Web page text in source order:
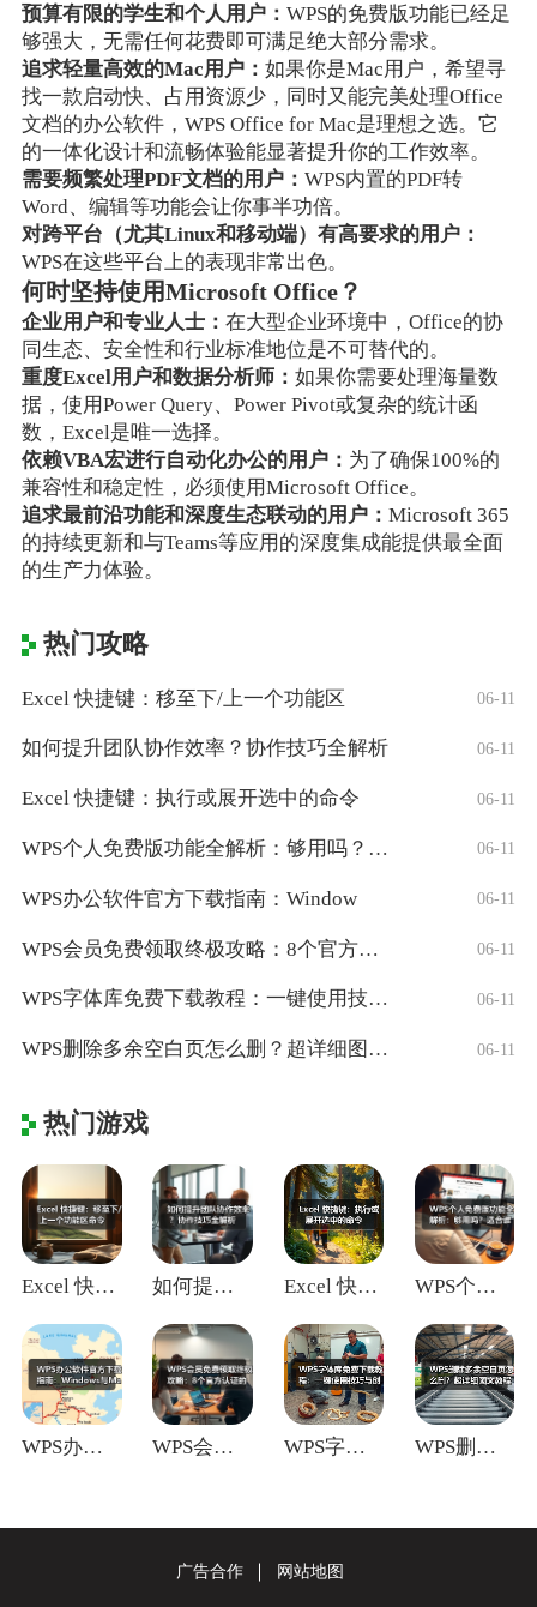
预算有限的学生和个人用户： WPS的免费版功能已经足
够强大，无需任何花费即可满足绝大部分需求。
追求轻量高效的Mac用户： 如果你是Mac用户，希望寻
找一款启动快、占用资源少，同时又能完美处理Office
文档的办公软件，WPS Office for Mac是理想之选。它
的一体化设计和流畅体验能显著提升你的工作效率。
需要频繁处理PDF文档的用户： WPS内置的PDF转
Word、编辑等功能会让你事半功倍。
对跨平台（尤其Linux和移动端）有高要求的用户：
WPS在这些平台上的表现非常出色。
何时坚持使用Microsoft Office？
企业用户和专业人士： 在大型企业环境中，Office的协
同生态、安全性和行业标准地位是不可替代的。
重度Excel用户和数据分析师： 如果你需要处理海量数
据，使用Power Query、Power Pivot或复杂的统计函
数，Excel是唯一选择。
依赖VBA宏进行自动化办公的用户： 为了确保100%的
兼容性和稳定性，必须使用Microsoft Office。
追求最前沿功能和深度生态联动的用户： Microsoft 365
的持续更新和与Teams等应用的深度集成能提供最全面
的生产力体验。
热门攻略
Excel 快捷键：移至下/上一个功能区 06-11
如何提升团队协作效率？协作技巧全解析 06-11
Excel 快捷键：执行或展开选中的命令 06-11
WPS个人免费版功能全解析：够用吗？适合 06-11
WPS办公软件官方下载指南：Window 06-11
WPS会员免费领取终极攻略：8个官方认证 06-11
WPS字体库免费下载教程：一键使用技巧与 06-11
WPS删除多余空白页怎么删？超详细图文教 06-11
热门游戏
Excel 快捷键：移至下/上一个功能区 如何提升团队协作效率？协作技巧全解析 Excel 快捷键：执行或展开选中的命令 WPS个人免费版功能全解析：够用吗？适合
WPS办公软件官方下载指南：Window WPS会员免费领取终极攻略：8个官方认证 WPS字体库免费下载教程：一键使用技巧与 WPS删除多余空白页怎么删？超详细图文教
广告合作 网站地图